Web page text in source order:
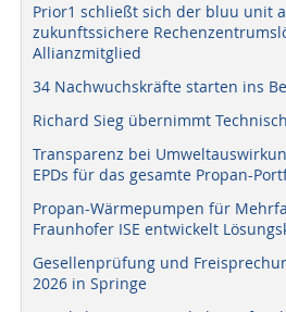
Prior1 schließt sich der bluu unit
zukunftssichere
Allianzmitglied
34 Nachwuchskräfte starten ins
Richard Sieg übernimmt
Transparenz bei
EPDs für das gesamte Propan-
Propan-Wärmepumpen für
Fraunhofer ISE entwickelt
Gesellenprüfung und
2026 in Springe